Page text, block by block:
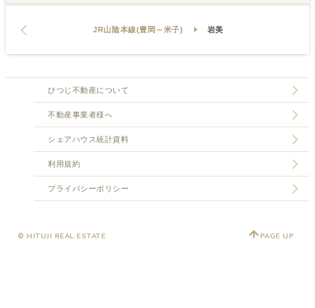
JR山陰本線(豊岡～米子) 岩美
ひつじ不動産について
不動産事業者様へ
シェアハウス統計資料
利用規約
プライバシーポリシー
© HITUJI REAL ESTATE PAGE UP